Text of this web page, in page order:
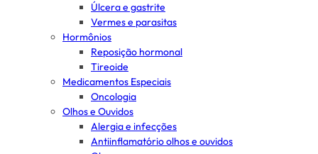
Úlcera e gastrite
Vermes e parasitas
Hormônios
Reposição hormonal
Tireoide
Medicamentos Especiais
Oncologia
Olhos e Ouvidos
Alergia e infecções
Antiinflamatório olhos e ouvidos